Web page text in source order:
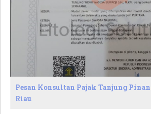
Pesan Konsultan Pajak Tanjung
Riau